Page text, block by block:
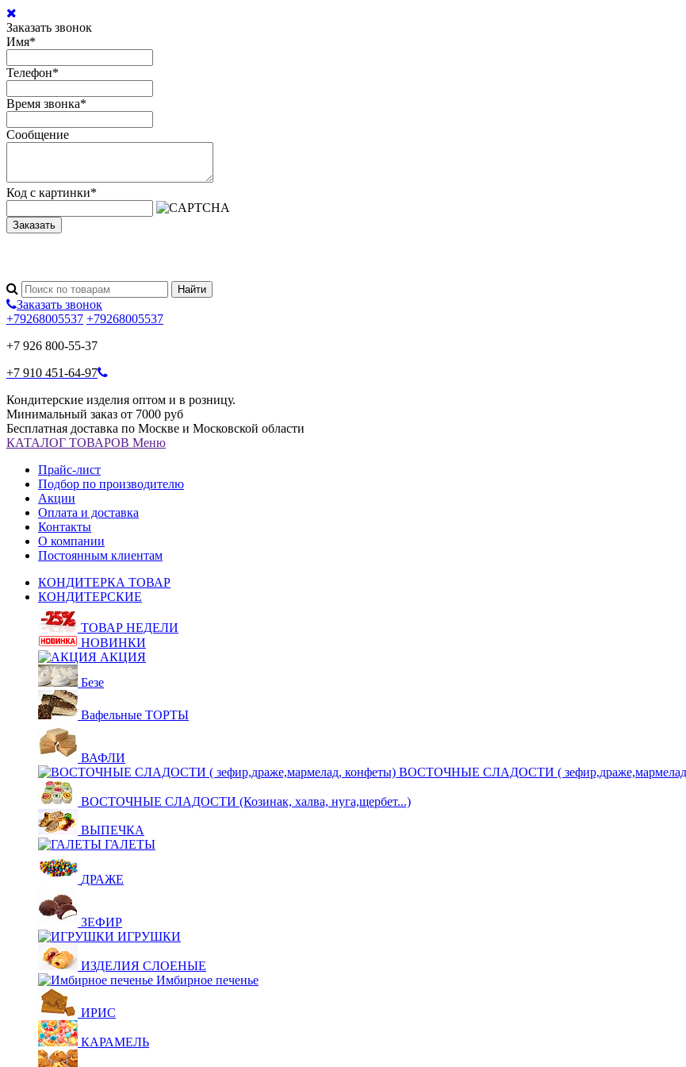
Заказать звонок
Имя*
Телефон*
Время звонка*
Сообщение
Код с картинки*
Заказать
Заказать звонок
+79268005537 +79268005537
+7 926 800-55-37
+7 910 451-64-97
Кондитерские изделия оптом и в розницу.
Минимальный заказ от 7000 руб
Бесплатная доставка по Москве и Московской области
КАТАЛОГ ТОВАРОВ Меню
Прайс-лист
Подбор по производителю
Акции
Оплата и доставка
Контакты
О компании
Постоянным клиентам
КОНДИТЕРКА ТОВАР
КОНДИТЕРСКИЕ
ТОВАР НЕДЕЛИ
НОВИНКИ
АКЦИЯ
Безе
Вафельные ТОРТЫ
ВАФЛИ
ВОСТОЧНЫЕ СЛАДОСТИ (
ВОСТОЧНЫЕ СЛАДОСТИ (Козинак, халва, нуга,щербет...)
ВЫПЕЧКА
ГАЛЕТЫ
ДРАЖЕ
ЗЕФИР
ИГРУШКИ
ИЗДЕЛИЯ СЛОЕНЫЕ
Имбирное печенье
ИРИС
КАРАМЕЛЬ